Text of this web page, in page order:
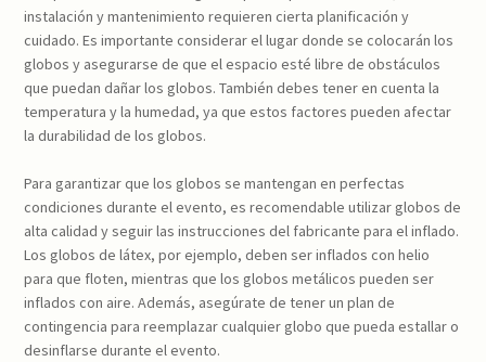
instalación y mantenimiento requieren cierta planificación y
cuidado. Es importante considerar el lugar donde se colocarán los
globos y asegurarse de que el espacio esté libre de obstáculos
que puedan dañar los globos. También debes tener en cuenta la
temperatura y la humedad, ya que estos factores pueden afectar
la durabilidad de los globos.
Para garantizar que los globos se mantengan en perfectas
condiciones durante el evento, es recomendable utilizar globos de
alta calidad y seguir las instrucciones del fabricante para el inflado.
Los globos de látex, por ejemplo, deben ser inflados con helio
para que floten, mientras que los globos metálicos pueden ser
inflados con aire. Además, asegúrate de tener un plan de
contingencia para reemplazar cualquier globo que pueda estallar o
desinflarse durante el evento.